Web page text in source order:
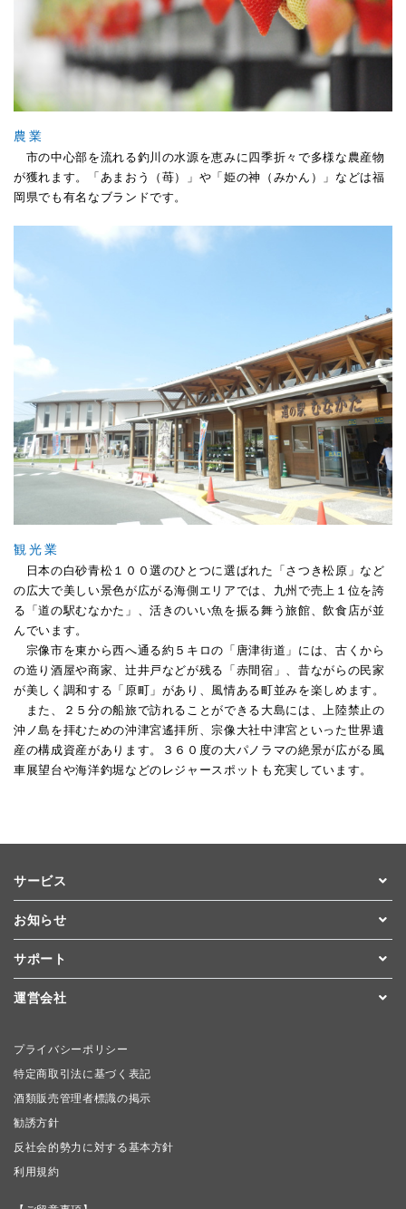
農業
市の中心部を流れる釣川の水源を恵みに四季折々で多様な農産物
が獲れます。「あまおう（苺）」や「姫の神（みかん）」などは福
岡県でも有名なブランドです。
観光業
日本の白砂青松１００選のひとつに選ばれた「さつき松原」など
の広大で美しい景色が広がる海側エリアでは、九州で売上１位を誇
る「道の駅むなかた」、活きのいい魚を振る舞う旅館、飲食店が並
んでいます。
宗像市を東から西へ通る約５キロの「唐津街道」には、古くから
の造り酒屋や商家、辻井戸などが残る「赤間宿」、昔ながらの民家
が美しく調和する「原町」があり、風情ある町並みを楽しめます。
また、２５分の船旅で訪れることができる大島には、上陸禁止の
沖ノ島を拝むための沖津宮遙拝所、宗像大社中津宮といった世界遺
産の構成資産があります。３６０度の大パノラマの絶景が広がる風
車展望台や海洋釣堀などのレジャースポットも充実しています。
サービス
お知らせ
サポート
運営会社
プライバシーポリシー
特定商取引法に基づく表記
酒類販売管理者標識の掲示
勧誘方針
反社会的勢力に対する基本方針
利用規約